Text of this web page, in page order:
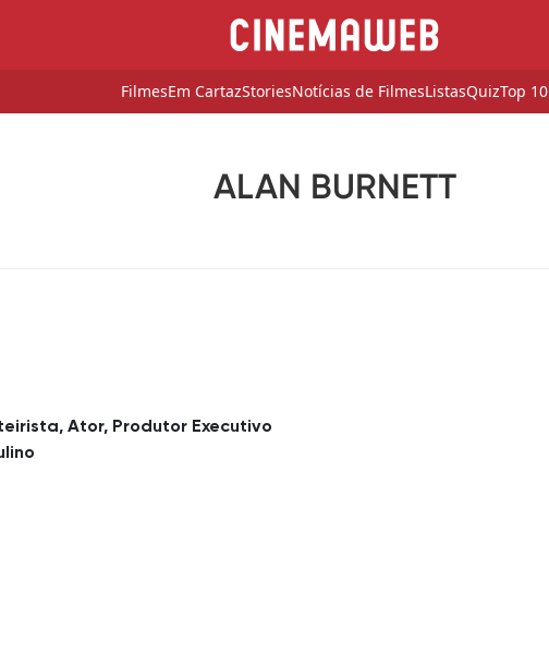
FilmesEm CartazStoriesNotícias de FilmesListasQuizTop 10
ALAN BURNETT
Ator, Produtor Executivo